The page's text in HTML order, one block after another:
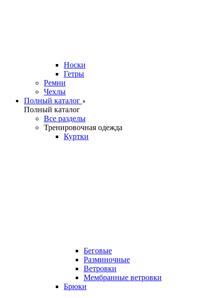
Носки
Гетры
Ремни
Чехлы
Полный каталог
Полный каталог
Все разделы
Тренировочная одежда
Куртки
Беговые
Разминочные
Ветровки
Мембранные ветровки
Брюки